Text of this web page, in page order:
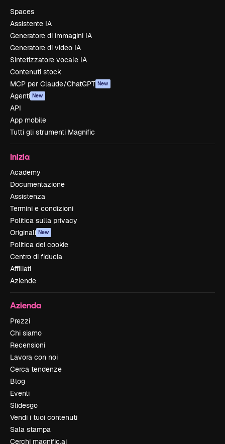
Spaces
Assistente IA
Generatore di immagini IA
Generatore di video IA
Sintetizzatore vocale IA
Contenuti stock
MCP per Claude/ChatGPT New
Agenti New
API
App mobile
Tutti gli strumenti Magnific
Inizia
Academy
Documentazione
Assistenza
Termini e condizioni
Politica sulla privacy
Originali New
Politica dei cookie
Centro di fiducia
Affiliati
Aziende
Azienda
Prezzi
Chi siamo
Recensioni
Lavora con noi
Cerca tendenze
Blog
Eventi
Slidesgo
Vendi i tuoi contenuti
Sala stampa
Cerchi magnific.ai